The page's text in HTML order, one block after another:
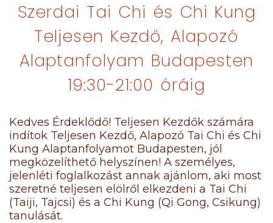
Szerdai Tai Chi és Chi Kung
Teljesen Kezdő, Alapozó
Alaptanfolyam Budapesten
19:30-21:00 óráig
Kedves Érdeklődő! Teljesen Kezdők számára
indítok Teljesen Kezdő, Alapozó Tai Chi és Chi
Kung Alaptanfolyamot Budapesten, jól
megközelíthető helyszínen! A személyes,
jelenléti foglalkozást annak ajánlom, aki most
szeretné teljesen elölről elkezdeni a Tai Chi
(Taiji, Tajcsi) és a Chi Kung (Qi Gong, Csikung)
tanulását.